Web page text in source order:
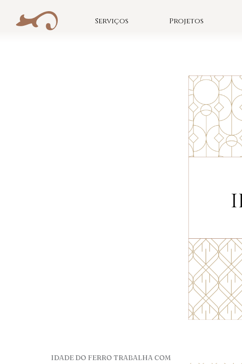
Serviços Projetos
IDADE DO FERRO TRABALHA COM